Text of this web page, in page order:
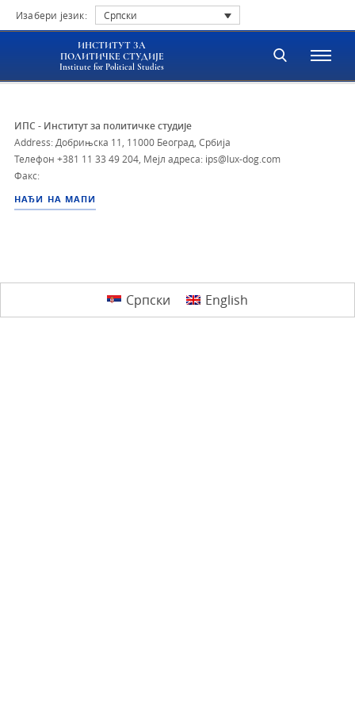
Изабери језик: Српски
ИНСТИТУТ ЗА
ПОЛИТИЧКЕ СТУДИЈЕ
Institute for Political Studies
ИПС - Институт за политичке студије
Address: Добрињска 11, 11000 Београд, Србија
Телефон +381 11 33 49 204 Мејл адреса: ips@lux-dog.com
Факс:
НАЂИ НА МАПИ
Српски English